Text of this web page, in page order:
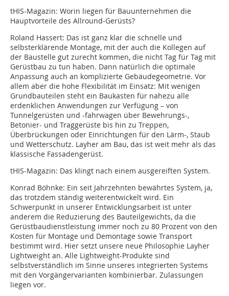
tHIS-Magazin: Worin liegen für Bauunternehmen die
Hauptvorteile des Allround-Gerüsts?
Roland Hassert: Das ist ganz klar die schnelle und
selbsterklärende Montage, mit der auch die Kollegen auf
der Baustelle gut zurecht kommen, die nicht Tag für Tag mit
Gerüstbau zu tun haben. Dann natürlich die optimale
Anpassung auch an komplizierte Gebäudegeometrie. Vor
allem aber die hohe Flexibilität im Einsatz: Mit wenigen
Grundbauteilen steht ein Baukasten für nahezu alle
erdenklichen Anwendungen zur Verfügung – von
Tunnelgerüsten und -fahrwagen über Bewehrungs-,
Betonier- und Traggerüste bis hin zu Treppen,
Überbrückungen oder Einrichtungen für den Lärm-, Staub
und Wetterschutz. Layher am Bau, das ist weit mehr als das
klassische Fassadengerüst.
tHIS-Magazin: Das klingt nach einem ausgereiften System.
Konrad Böhnke: Ein seit Jahrzehnten bewährtes System, ja,
das trotzdem ständig weiterentwickelt wird. Ein
Schwerpunkt in unserer Entwicklungsarbeit ist unter
anderem die Reduzierung des Bauteilgewichts, da die
Gerüstbaudienstleistung immer noch zu 80 Prozent von den
Kosten für Montage und Demontage sowie Transport
bestimmt wird. Hier setzt unsere neue Philosophie Layher
Lightweight an. Alle Lightweight-Produkte sind
selbstverständlich im Sinne unseres integrierten Systems
mit den Vorgängervarianten kombinierbar. Zulassungen
liegen vor.